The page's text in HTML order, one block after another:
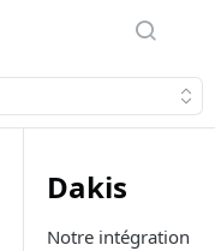
Dakis
Notre intégration